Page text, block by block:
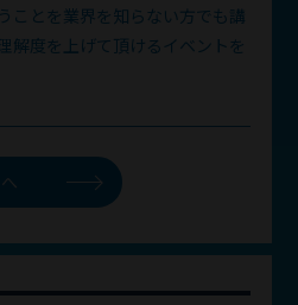
ことを業界を知らない方でも講
解度を上げて頂けるイベントを